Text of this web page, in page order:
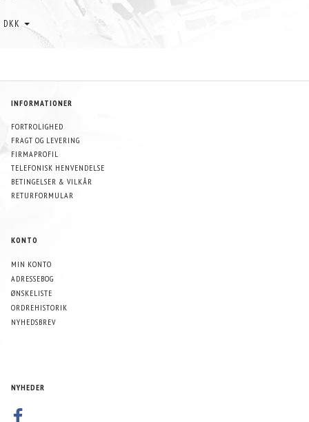
DKK
INFORMATIONER
FORTROLIGHED
FRAGT OG LEVERING
FIRMAPROFIL
TELEFONISK HENVENDELSE
BETINGELSER & VILKÅR
RETURFORMULAR
KONTO
MIN KONTO
ADRESSEBOG
ØNSKELISTE
ORDREHISTORIK
NYHEDSBREV
NYHEDER